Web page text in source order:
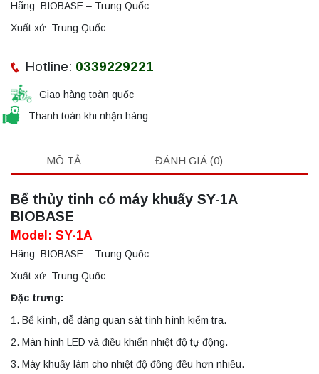
Hãng: BIOBASE – Trung Quốc
Xuất xứ: Trung Quốc
Hotline: 0339229221
Giao hàng toàn quốc
Thanh toán khi nhận hàng
MÔ TẢ ĐÁNH GIÁ (0)
Bể thủy tinh có máy khuấy SY-1A
BIOBASE
Model: SY-1A
Hãng: BIOBASE – Trung Quốc
Xuất xứ: Trung Quốc
Đặc trưng:
1. Bể kính, dễ dàng quan sát tình hình kiểm tra.
2. Màn hình LED và điều khiển nhiệt độ tự động.
3. Máy khuấy làm cho nhiệt độ đồng đều hơn nhiều.